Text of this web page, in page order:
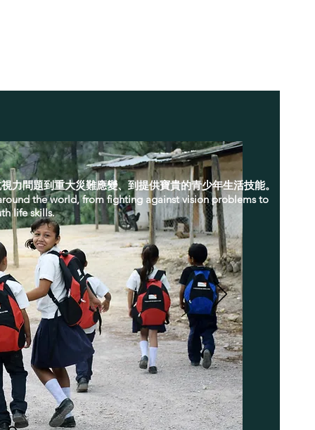
力問題到重大災難應變、到提供寶貴的青少年生活技能。
the world, from fighting against vision problems to
life skills.